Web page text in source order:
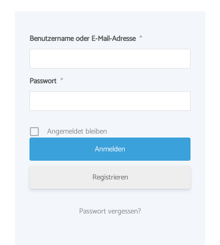
Benutzername oder E-Mail-Adresse *
Passwort *
Angemeldet bleiben
Registrieren
Passwort vergessen?